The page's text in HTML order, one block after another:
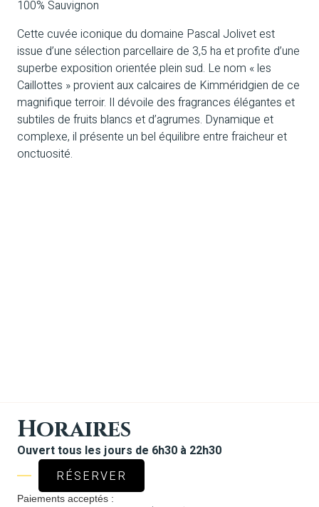
100% Sauvignon
Cette cuvée iconique du domaine Pascal Jolivet est
issue d’une sélection parcellaire de 3,5 ha et profite d’une
superbe exposition orientée plein sud. Le nom « les
Caillottes » provient aux calcaires de Kimméridgien de ce
magnifique terroir. Il dévoile des fragrances élégantes et
subtiles de fruits blancs et d’agrumes. Dynamique et
complexe, il présente un bel équilibre entre fraicheur et
onctuosité.
Horaires
Ouvert tous les jours de 6h30 à 22h30
RÉSERVER
Paiements acceptés :